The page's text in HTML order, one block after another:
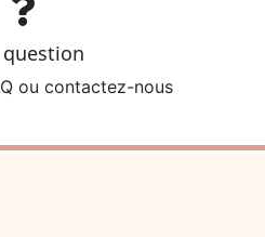
question
ou contactez-nous